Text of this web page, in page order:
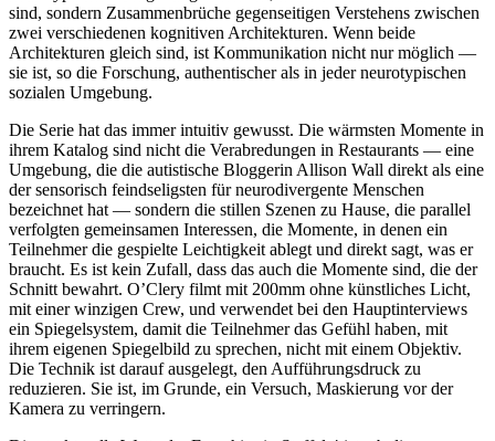
sind, sondern Zusammenbrüche gegenseitigen Verstehens zwischen
zwei verschiedenen kognitiven Architekturen. Wenn beide
Architekturen gleich sind, ist Kommunikation nicht nur möglich —
sie ist, so die Forschung, authentischer als in jeder neurotypischen
sozialen Umgebung.
Die Serie hat das immer intuitiv gewusst. Die wärmsten Momente in
ihrem Katalog sind nicht die Verabredungen in Restaurants — eine
Umgebung, die die autistische Bloggerin Allison Wall direkt als eine
der sensorisch feindseligsten für neurodivergente Menschen
bezeichnet hat — sondern die stillen Szenen zu Hause, die parallel
verfolgten gemeinsamen Interessen, die Momente, in denen ein
Teilnehmer die gespielte Leichtigkeit ablegt und direkt sagt, was er
braucht. Es ist kein Zufall, dass das auch die Momente sind, die der
Schnitt bewahrt. O’Clery filmt mit 200mm ohne künstliches Licht,
mit einer winzigen Crew, und verwendet bei den Hauptinterviews
ein Spiegelsystem, damit die Teilnehmer das Gefühl haben, mit
ihrem eigenen Spiegelbild zu sprechen, nicht mit einem Objektiv.
Die Technik ist darauf ausgelegt, den Aufführungsdruck zu
reduzieren. Sie ist, im Grunde, ein Versuch, Maskierung vor der
Kamera zu verringern.